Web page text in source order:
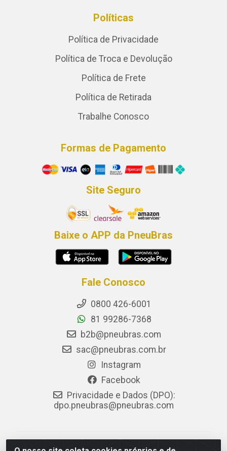
Políticas
Política de Privacidade
Política de Troca e Devolução
Política de Frete
Política de Retirada
Trabalhe Conosco
Formas de Pagamento
Site Seguro
Baixe o APP da PneuBras
Fale Conosco
0800 426-6001
81 99286-7368
b2b@pneubras.com
sac@pneubras.com.br
Instagram
Facebook
Privacidade e Dados (DPO):
dpo.pneubras@pneubras.com
PneuBras - Rodovia BR-101, KM 82 - Prazeres,